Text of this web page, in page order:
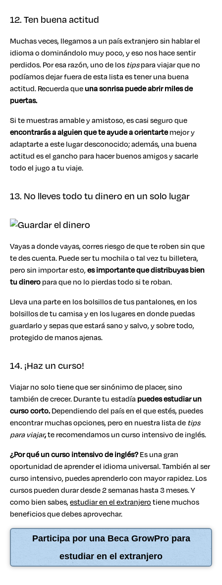
12. Ten buena actitud
Muchas veces, llegamos a un país extranjero sin hablar el
idioma o dominándolo muy poco, y eso nos hace sentir
perdidos. Por esa razón, uno de los tipspara viajar que no
podíamos dejar fuera de esta lista es tener una buena
actitud. Recuerda queuna sonrisa puede abrir miles de
puertas.
Si te muestras amable y amistoso, es casi seguro que
encontrarás a alguien que te ayude a orientartemejor y
adaptarte a este lugar desconocido; además, una buena
actitud es el gancho para hacer buenos amigos y sacarle
todo el jugo a tu viaje.
13. No lleves todo tu dinero en un solo lugar
Vayas a donde vayas, corres riesgo de que te roben sin que
te des cuenta. Puede ser tu mochila o tal vez tu billetera,
pero sin importar esto,es importante que distribuyas bien
tu dineropara que no lo pierdas todo si te roban.
Lleva una parte en los bolsillos de tus pantalones, en los
bolsillos de tu camisa y en los lugares en donde puedas
guardarlo y sepas que estará sano y salvo, y sobre todo,
protegido de manos ajenas.
14. ¡Haz un curso!
Viajar no solo tiene que ser sinónimo de placer, sino
también de crecer. Durante tu estadía puedes estudiar un
curso corto.Dependiendo del país en el que estés, puedes
encontrar muchas opciones, pero en nuestra lista de tips
para viajar,te recomendamos un curso intensivo de inglés.
¿Por qué un curso intensivo de inglés?Es una gran
oportunidad de aprender el idioma universal. También al ser
curso intensivo, puedes aprenderlo con mayor rapidez. Los
cursos pueden durar desde 2 semanas hasta 3 meses. Y
como bien sabes,estudiar en el extranjerotiene muchos
beneficios que debes aprovechar.
Participa por una Beca GrowPro para
estudiar en el extranjero